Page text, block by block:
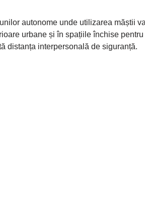
autonome unde utilizarea măștii
urbane și în spațiile închise
distanța interpersonală de siguranță.